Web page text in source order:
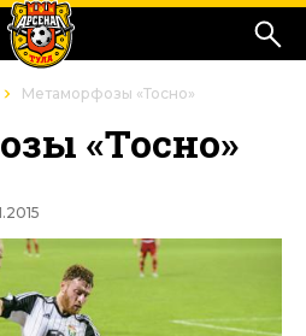
Метаморфозы «Тосно»
«Тосно»